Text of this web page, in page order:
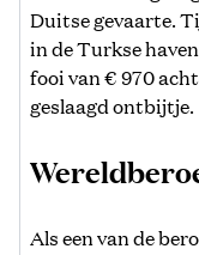
Duitse gevaarte.
in de Turkse
fooi van € 970
geslaagd ontbijtje.
Als een van de